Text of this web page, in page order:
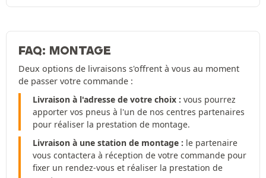
FAQ: MONTAGE
Deux options de livraisons s'offrent à vous au moment
de passer votre commande :
Livraison à l'adresse de votre choix : vous pourrez
apporter vos pneus à l'un de nos centres partenaires
pour réaliser la prestation de montage.
Livraison à une station de montage : le partenaire
vous contactera à réception de votre commande pour
fixer un rendez-vous et réaliser la prestation de